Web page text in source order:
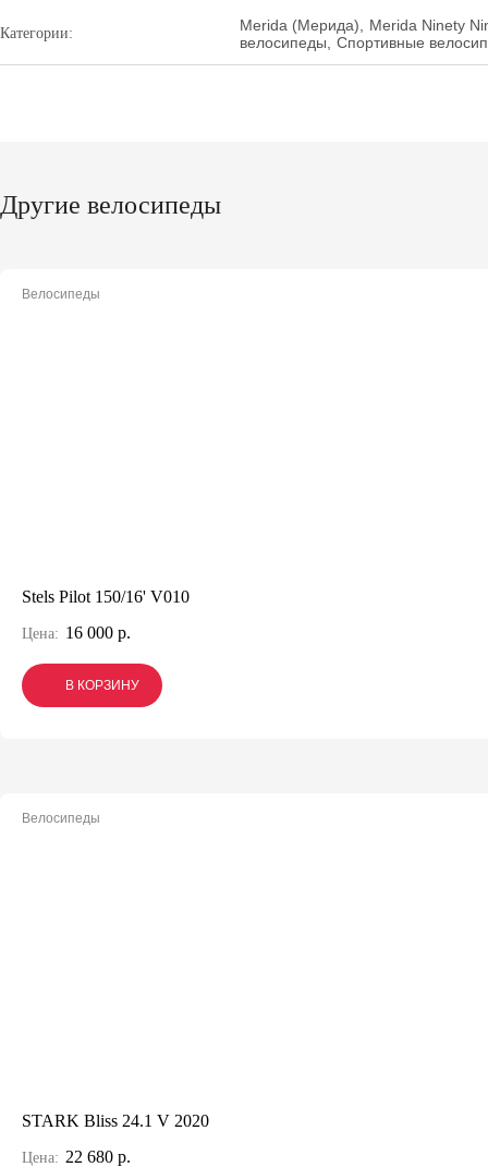
Категории: Merida (Мерида)
Merida Ninety
велосипеды
Спортивные
Другие велосипеды
Велосипеды
Stels Pilot 150/16' V010
Цена: 16 000 р.
В КОРЗИНУ
В КОРЗИНУ
В КОРЗИНУ
Велосипеды
STARK Bliss 24.1 V 2020
Цена: 22 680 р.